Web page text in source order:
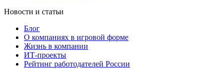
Новости и статьи
Блог
О компаниях в игровой форме
Жизнь в компании
ИТ-проекты
Рейтинг работодателей России